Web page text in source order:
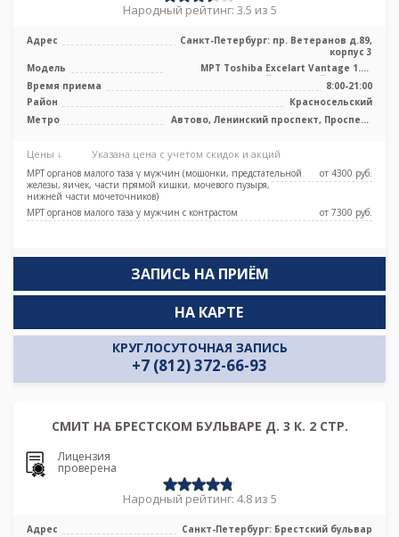
Народный рейтинг: 3.5 из 5
Адрес
Санкт-Петербург: пр. Ветеранов д.89,
корпус 3
Модель
МРТ Toshiba Excelart Vantage 1.5T
высокопольный закрытый тип, УЗИ
Время приема
8:00-21:00
Район
Красносельский
Метро
Автово, Ленинский проспект, Проспект
Цены ↓ Указана цена с учетом скидок и акций
МРТ органов малого таза у мужчин (мошонки, предстательной
железы, яичек, части прямой кишки, мочевого пузыря,
нижней части мочеточников)
от 4300 pуб.
МРТ органов малого таза у мужчин с контрастом от 7300 pуб.
ЗАПИСЬ НА ПРИЁМ
КРУГЛОСУТОЧНАЯ ЗАПИСЬ
+7 (812) 372-66-93
НА КАРТЕ
СМИТ НА БРЕСТСКОМ БУЛЬВАРЕ Д. 3 К. 2 СТР.
Лицензия
проверена
Народный рейтинг: 4.8 из 5
Адрес
Санкт-Петербург: Брестский бульвар